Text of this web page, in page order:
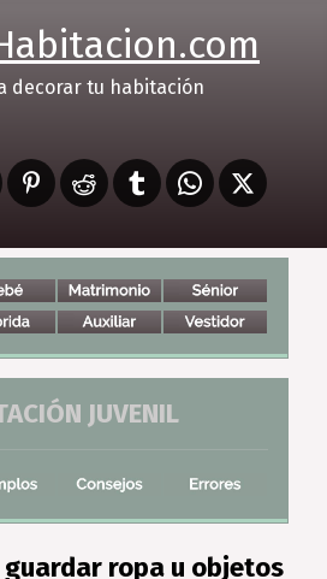
decorar tu habitación
JUVENIL
guardar ropa u objetos